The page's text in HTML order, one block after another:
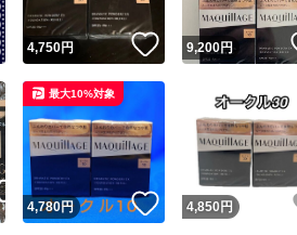
いいね！
4,750円 いいね！
9,200円
いいね！
4,780円 いいね！
最大10%対象
4,850 円